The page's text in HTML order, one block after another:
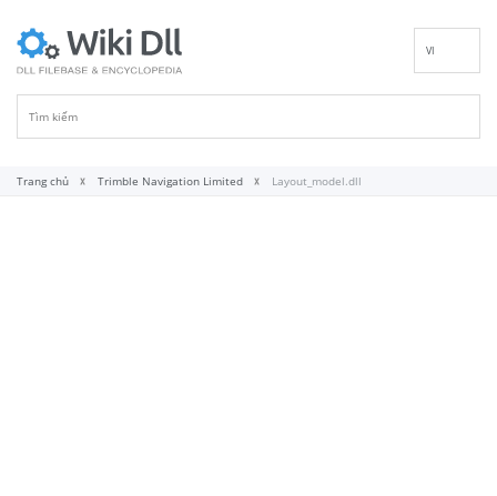
VI
Trang chủ Trimble Navigation Limited Layout_model.dll